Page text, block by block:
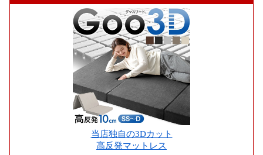
当店独自の3Dカット
高反発マットレス